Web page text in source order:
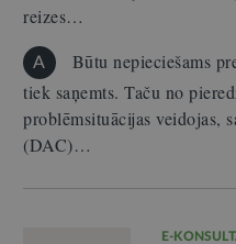
reizes…
A
Būtu nepieciešams
tiek saņemts. Taču no
problēmsituācijas veidojas,
(DAC)…
E-